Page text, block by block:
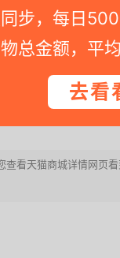
步，每日
总金额，平
去看
看天猫商城详情网页